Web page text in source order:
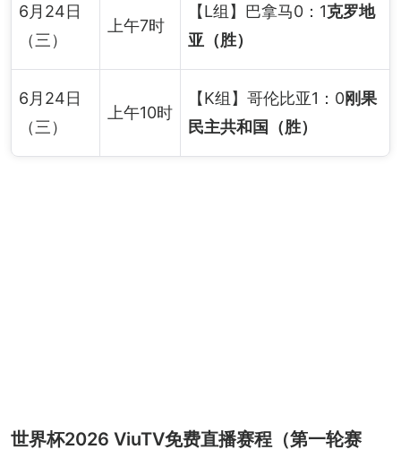
6月24日
（三）
上午7时
【L组】巴拿马0：1克罗地
亚（胜）
6月24日
（三）
上午10时
【K组】哥伦比亚1：0刚果
民主共和国（胜）
世界杯2026 ViuTV免费直播赛程（第一轮赛